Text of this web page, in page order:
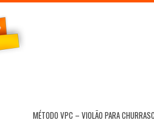
MÉTODO VPC – VIOLÃO PARA